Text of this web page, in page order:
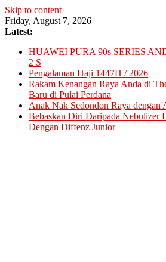
Skip to content
Friday, August 7, 2026
Latest:
HUAWEI PURA 90s SERIES
2 S
Pengalaman Haji 1447H / 2026
Rakam Kenangan Raya Anda di
Baru di Pulai Perdana
Anak Nak Sedondon Raya dengan
Bebaskan Diri Daripada Nebulizer
Dengan Diffenz Junior